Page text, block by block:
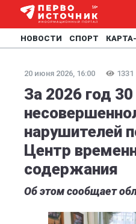
НОВОСТИ СПОРТ
20 июня 2026, 16:00 1331
За 2026 год 30
нарушителей
Центр
содержания
Об этом сообщает